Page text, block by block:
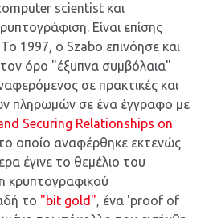
scientist και
Είναι επίσης
1997, ο Szabo επινόησε και
όρο "έξυπνα συμβόλαια"
σε πρακτικές και
πληρωμών σε ένα έγγραφο με
Securing Relationships on
οποίο αναφέρθηκε εκτενώς
έγινε το θεμέλιο του
κρυπτογραφικού
το "bit gold", ένα 'proof of